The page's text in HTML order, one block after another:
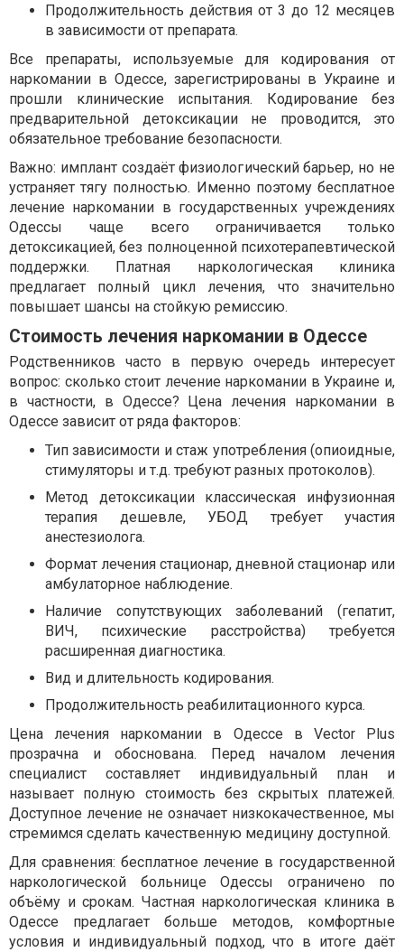
Продолжительность действия от 3 до 12 месяцев
в зависимости от препарата.
Все препараты, используемые для кодирования от
наркомании в Одессе, зарегистрированы в Украине и
прошли клинические испытания. Кодирование без
предварительной детоксикации не проводится, это
обязательное требование безопасности.
Важно: имплант создаёт физиологический барьер, но не
устраняет тягу полностью. Именно поэтому бесплатное
лечение наркомании в государственных учреждениях
Одессы чаще всего ограничивается только
детоксикацией, без полноценной психотерапевтической
поддержки. Платная наркологическая клиника
предлагает полный цикл лечения, что значительно
повышает шансы на стойкую ремиссию.
Стоимость лечения наркомании в Одессе
Родственников часто в первую очередь интересует
вопрос: сколько стоит лечение наркомании в Украине и,
в частности, в Одессе? Цена лечения наркомании в
Одессе зависит от ряда факторов:
Тип зависимости и стаж употребления (опиоидные,
стимуляторы и т.д. требуют разных протоколов).
Метод детоксикации классическая инфузионная
терапия дешевле, УБОД требует участия
анестезиолога.
Формат лечения стационар, дневной стационар или
амбулаторное наблюдение.
Наличие сопутствующих заболеваний (гепатит,
ВИЧ, психические расстройства) требуется
расширенная диагностика.
Вид и длительность кодирования.
Продолжительность реабилитационного курса.
Цена лечения наркомании в Одессе в Vector Plus
прозрачна и обоснована. Перед началом лечения
специалист составляет индивидуальный план и
называет полную стоимость без скрытых платежей.
Доступное лечение не означает низкокачественное, мы
стремимся сделать качественную медицину доступной.
Для сравнения: бесплатное лечение в государственной
наркологической больнице Одессы ограничено по
объёму и срокам. Частная наркологическая клиника в
Одессе предлагает больше методов, комфортные
условия и индивидуальный подход, что в итоге даёт